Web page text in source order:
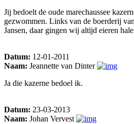
Jij bedoelt de oude marechaussee
gezwommen. Links van de boerderij
Jansen, daar gingen wij altijd eieren
Datum: 12-01-2011
Naam: Jeannette van Dinter
Ja die kazerne bedoel ik.
Datum: 23-03-2013
Naam: Johan Vervest